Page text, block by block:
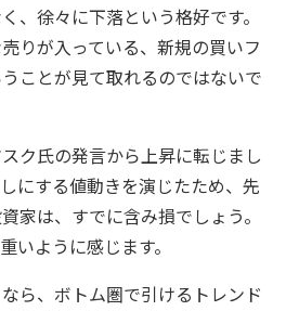
、徐々に下落という格好です。
りが入っている、新規の買いフ
ことが見て取れるのではないで
ク氏の発言から上昇に転じまし
にする値動きを演じたため、先
家は、すでに含み損でしょう。
いように感じます。
ら、ボトム圏で引けるトレンド